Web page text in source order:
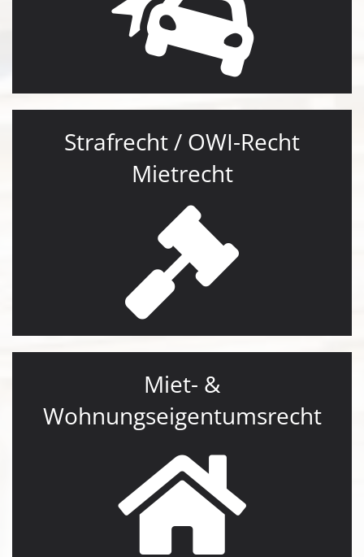
Strafrecht / OWI-Recht
Mietrecht
Miet- &
Wohnungseigentumsrecht